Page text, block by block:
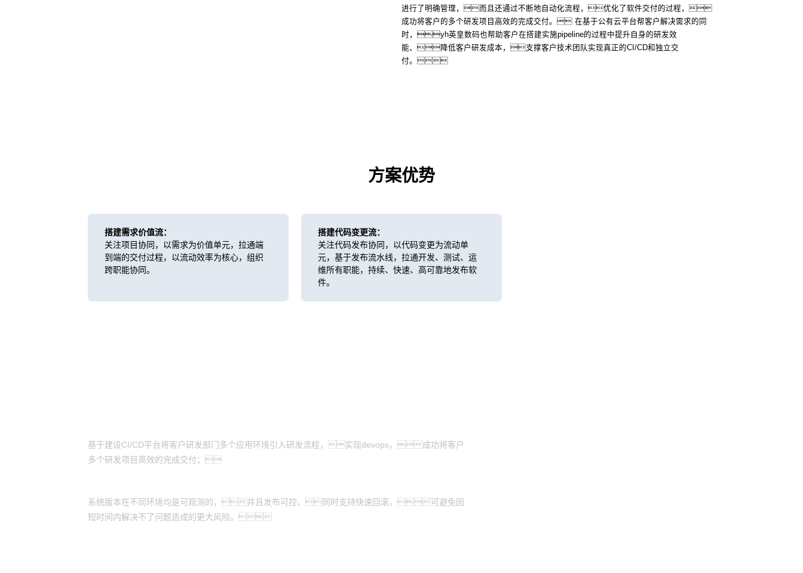
进行了明确管理，而且还通过不断地自动化流程，优化了软件交付的过程，
成功将客户的多个研发项目高效的完成交付。 在基于公有云平台帮客户解决需求的同
时，yh英皇数码也帮助客户在搭建实施pipeline的过程中提升自身的研发效
能、降低客户研发成本，支撑客户技术团队实现真正的CI/CD和独立交
付。
方案优势
搭建需求价值流：
关注项目协同，以需求为价值单元，拉通端
到端的交付过程，以流动效率为核心，组织
跨职能协同。
搭建代码变更流：
关注代码发布协同，以代码变更为流动单
元，基于发布流水线，拉通开发、测试、运
维所有职能，持续、快速、高可靠地发布软
件。
基于建设CI/CD平台将客户研发部门多个应用环境引入研发流程，实现devops，成功将客户
多个研发项目高效的完成交付；
系统版本在不同环境均是可观测的，并且发布可控、同时支持快速回滚，可避免因
短时间内解决不了问题造成的更大风险。